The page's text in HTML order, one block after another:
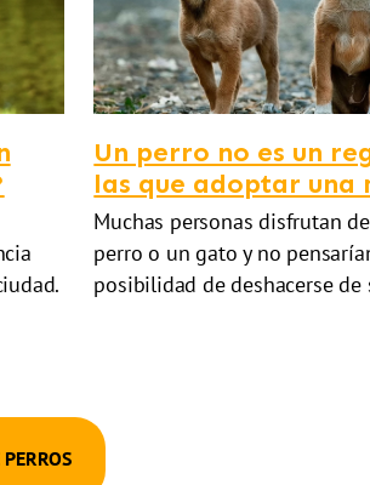
Un perro no es un
las que adoptar una
Muchas personas disfrutan
perro o un gato y no
posibilidad de deshacerse